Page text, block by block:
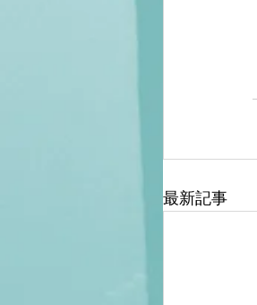
最新記事